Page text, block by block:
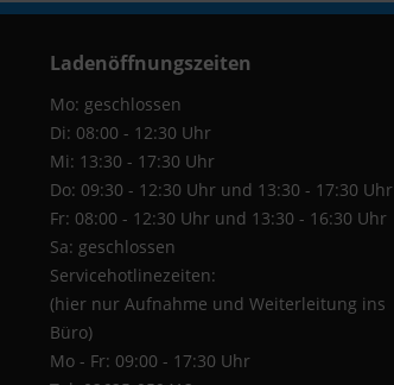
Ladenöffnungszeiten
Mo: geschlossen
Di: 08:00 - 12:30 Uhr
Mi: 13:30 - 17:30 Uhr
Do: 09:30 - 12:30 Uhr und 13:30 - 17:30 Uhr
Fr: 08:00 - 12:30 Uhr und 13:30 - 16:30 Uhr
Sa: geschlossen
Servicehotlinezeiten:
(hier nur Aufnahme und Weiterleitung ins
Büro)
Mo - Fr: 09:00 - 17:30 Uhr